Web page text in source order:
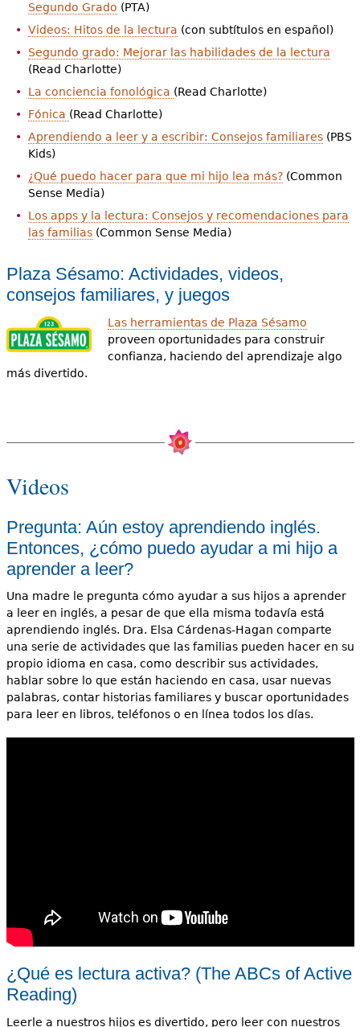
Segundo Grado (PTA)
Videos: Hitos de la lectura (con subtítulos en español)
Segundo grado: Mejorar las habilidades de la lectura
(Read Charlotte)
La conciencia fonológica (Read Charlotte)
Fónica (Read Charlotte)
Aprendiendo a leer y a escribir: Consejos familiares(PBS
Kids)
¿Qué puedo hacer para que mi hijo lea más?(Common
Sense Media)
Los apps y la lectura: Consejos y recomendaciones para
las familias(Common Sense Media)
Plaza Sésamo: Actividades, videos,
consejos familiares, y juegos
Las herramientas de Plaza Sésamo
proveen oportunidades para construir
confianza, haciendo del aprendizaje algo
más divertido.
Videos
Pregunta: Aún estoy aprendiendo inglés.
Entonces, ¿cómo puedo ayudar a mi hijo a
aprender a leer?
Una madre le pregunta cómo ayudar a sus hijos a aprender
a leer en inglés, a pesar de que ella misma todavía está
aprendiendo inglés. Dra. Elsa Cárdenas-Hagan comparte
una serie de actividades que las familias pueden hacer en su
propio idioma en casa, como describir sus actividades,
hablar sobre lo que están haciendo en casa, usar nuevas
palabras, contar historias familiares y buscar oportunidades
para leer en libros, teléfonos o en línea todos los días.
¿Qué es lectura activa? (The ABCs of Active
Reading)
Leerle a nuestros hijos es divertido, pero leer con nuestros